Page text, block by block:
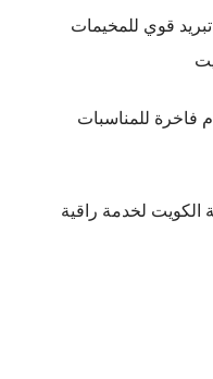
قوي للمخيمات
فاخرة للمناسبات
الكويت لخدمة راقية